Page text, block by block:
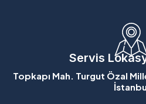
Servis
Topkapı Mah. Turgut Özal